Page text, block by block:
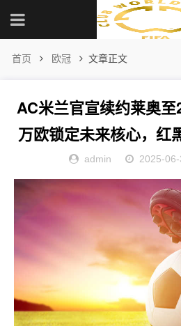
首页 欧冠 文章正文
AC米兰官宣续约莱奥
万欧锁定未来核心，红
admin 2025-